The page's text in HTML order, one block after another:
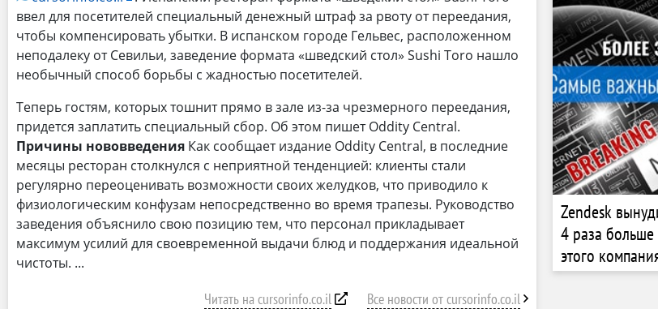
ввел для посетителей специальный денежный штраф за рвоту от переедания,
чтобы компенсировать убытки. ​В испанском городе Гельвес, расположенном
неподалеку от Севильи, заведение формата «шведский стол» Sushi Toro нашло
необычный способ борьбы с жадностью посетителей.
Теперь гостям, которых тошнит прямо в зале из-за чрезмерного переедания,
придется заплатить специальный сбор. Об этом пишет Oddity Central. ​
Причины нововведения ​Как сообщает издание Oddity Central, в последние
месяцы ресторан столкнулся с неприятной тенденцией: клиенты стали
регулярно переоценивать возможности своих желудков, что приводило к
физиологическим конфузам непосредственно во время трапезы. ​Руководство
заведения объяснило свою позицию тем, что персонал прикладывает
максимум усилий для своевременной выдачи блюд и поддержания идеальной
чистоты.
Читать на cursorinfo.co.il Все новости от cursorinfo.co.il
Zendesk
4 раза больше
этого
платформу за